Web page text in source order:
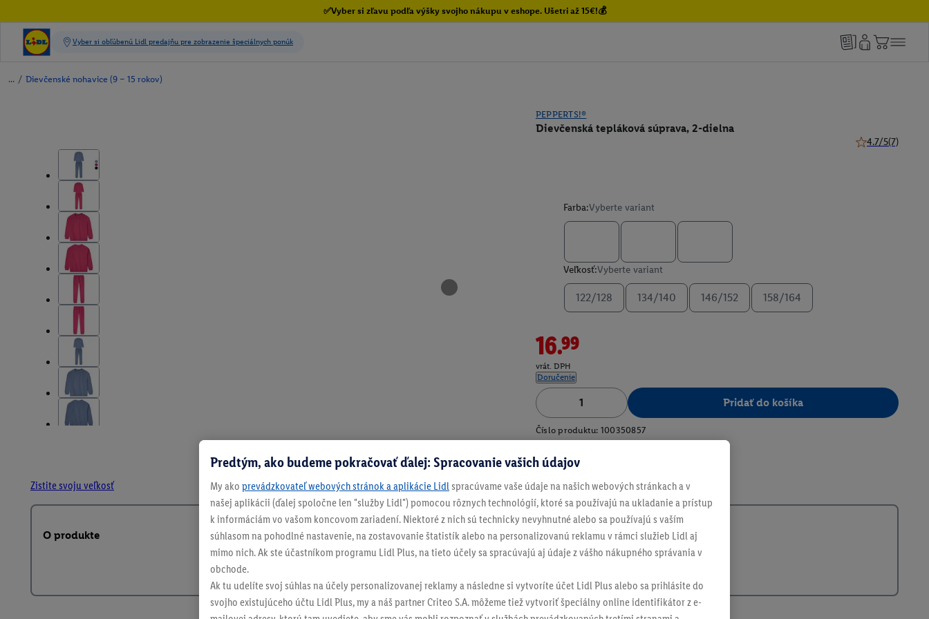
✅Vyber si zľavu podľa výšky svojho nákupu v eshope. Ušetri až 15€!💰
/ Dievčenské nohavice (9 – 15 rokov)
PEPPERTS!®
Dievčenská tepláková súprava, 2-dielna
4.7/5(7)
Farba:Vyberte variant
Veľkosť:Vyberte variant
122/128 134/140 146/152 158/164
16.99
vrát. DPH
Doručenie
Pridať do košíka
Číslo produktu: 100350857
Zistite svoju veľkosť
O produkte
Predtým, ako budeme pokračovať ďalej: Spracovanie vašich údajov
My ako prevádzkovateľ webových stránok a aplikácie Lidl spracúvame vaše údaje na našich webových stránkach a v
našej aplikácii (ďalej spoločne len "služby Lidl") pomocou rôznych technológií, ktoré sa používajú na ukladanie a prístup
k informáciám vo vašom koncovom zariadení. Niektoré z nich sú technicky nevyhnutné alebo sa používajú s vaším
súhlasom na pohodlné nastavenie, na zostavovanie štatistík alebo na personalizovanú reklamu v rámci služieb Lidl aj
mimo nich. Ak ste účastníkom programu Lidl Plus, na tieto účely sa spracúvajú aj údaje z vášho nákupného správania v
obchode.
Ak tu udelíte svoj súhlas na účely personalizovanej reklamy a následne si vytvoríte účet Lidl Plus alebo sa prihlásite do
svojho existujúceho účtu Lidl Plus, my a náš partner Criteo S.A. môžeme tiež vytvoriť špeciálny online identifikátor z e-